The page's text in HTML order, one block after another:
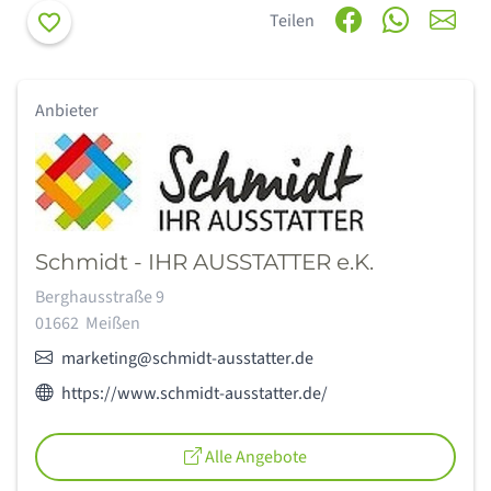
Merken Teilen
Anbieter
Schmidt - IHR AUSSTATTER e.K.
Adresse:
Berghausstraße 9
01662 Meißen
E-Mail:marketing@schmidt-ausstatter.de
Webseite des Anbieters:
https://www.schmidt-ausstatter.de/
Alle Angebote